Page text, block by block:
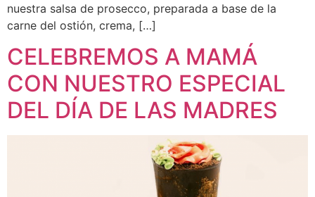
nuestra salsa de prosecco, preparada a base de la
carne del ostión, crema, […]
CELEBREMOS A MAMÁ
CON NUESTRO ESPECIAL
DEL DÍA DE LAS MADRES